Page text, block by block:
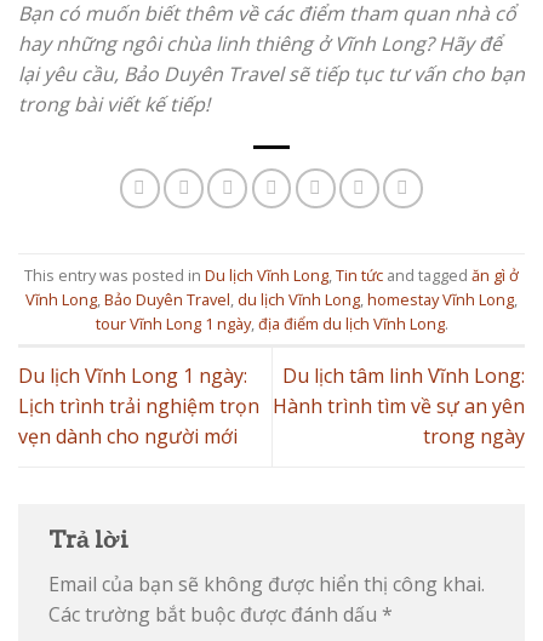
Bạn có muốn biết thêm về các điểm tham quan nhà cổ
hay những ngôi chùa linh thiêng ở Vĩnh Long? Hãy để
lại yêu cầu, Bảo Duyên Travel sẽ tiếp tục tư vấn cho bạn
trong bài viết kế tiếp!
This entry was posted in Du lịch Vĩnh Long,Tin tức and tagged ăn gì ở
Vĩnh Long,Bảo Duyên Travel, du lịch Vĩnh Long,homestay Vĩnh Long,
tour Vĩnh Long 1 ngày,địa điểm du lịch Vĩnh Long.
Du lịch Vĩnh Long 1 ngày:
Lịch trình trải nghiệm trọn
vẹn dành cho người mới
Du lịch tâm linh Vĩnh Long:
Hành trình tìm về sự an yên
trong ngày
Trả lời
Email của bạn sẽ không được hiển thị công khai.
Các trường bắt buộc được đánh dấu *